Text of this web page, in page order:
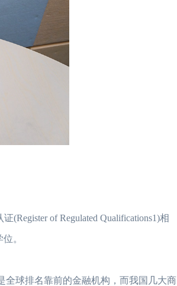
(Register of Regulated Qualifications1)相
。
全球排名靠前的金融机构，而我国几大商